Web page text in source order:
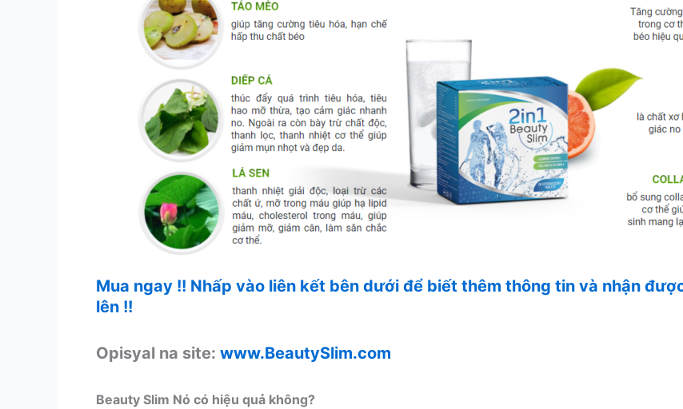
Mua ngay !! Nhấp vào liên kết bên dưới để biết thêm thông tin và nhận
lên !!
Opisyal na site: www.BeautySlim.com
Beauty Slim Nó có hiệu quả không?